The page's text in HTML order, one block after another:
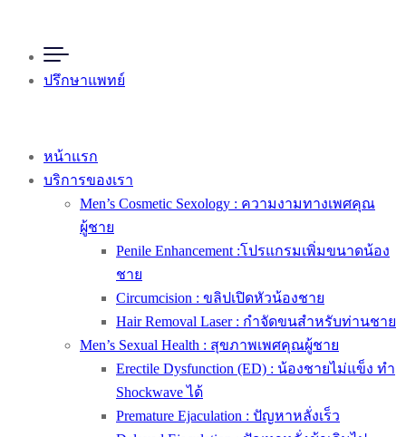
ปรึกษาแพทย์
หน้าแรก
บริการของเรา
Men’s Cosmetic Sexology : ความงามทางเพศคุณ
ผู้ชาย
Penile Enhancement :โปรแกรมเพิ่มขนาดน้อง
ชาย
Circumcision : ขลิปเปิดหัวน้องชาย
Hair Removal Laser : กำจัดขนสำหรับท่านชาย
Men’s Sexual Health : สุขภาพเพศคุณผู้ชาย
Erectile Dysfunction (ED) : น้องชายไม่แข็ง ทำ
Shockwave ได้
Premature Ejaculation : ปัญหาหลั่งเร็ว